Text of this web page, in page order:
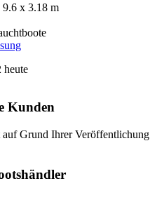
9.6 x 3.18 m
heute
Kunden
Grund Ihrer Veröffentlichung